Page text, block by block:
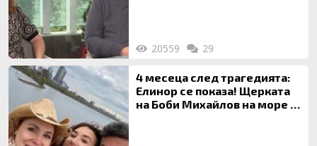
20559 29
4 месеца след трагедията:
Елинор се показа! Щерката
на Боби Михайлов на море с